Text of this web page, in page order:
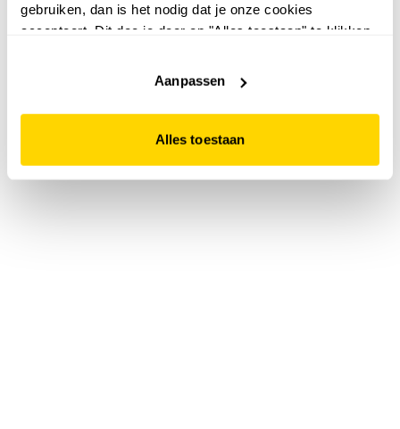
gebruiken, dan is het nodig dat je onze cookies
accepteert. Dit doe je door op "Alles toestaan" te klikken.
website niet optimaal functioneert.
Aanpassen
Alles toestaan